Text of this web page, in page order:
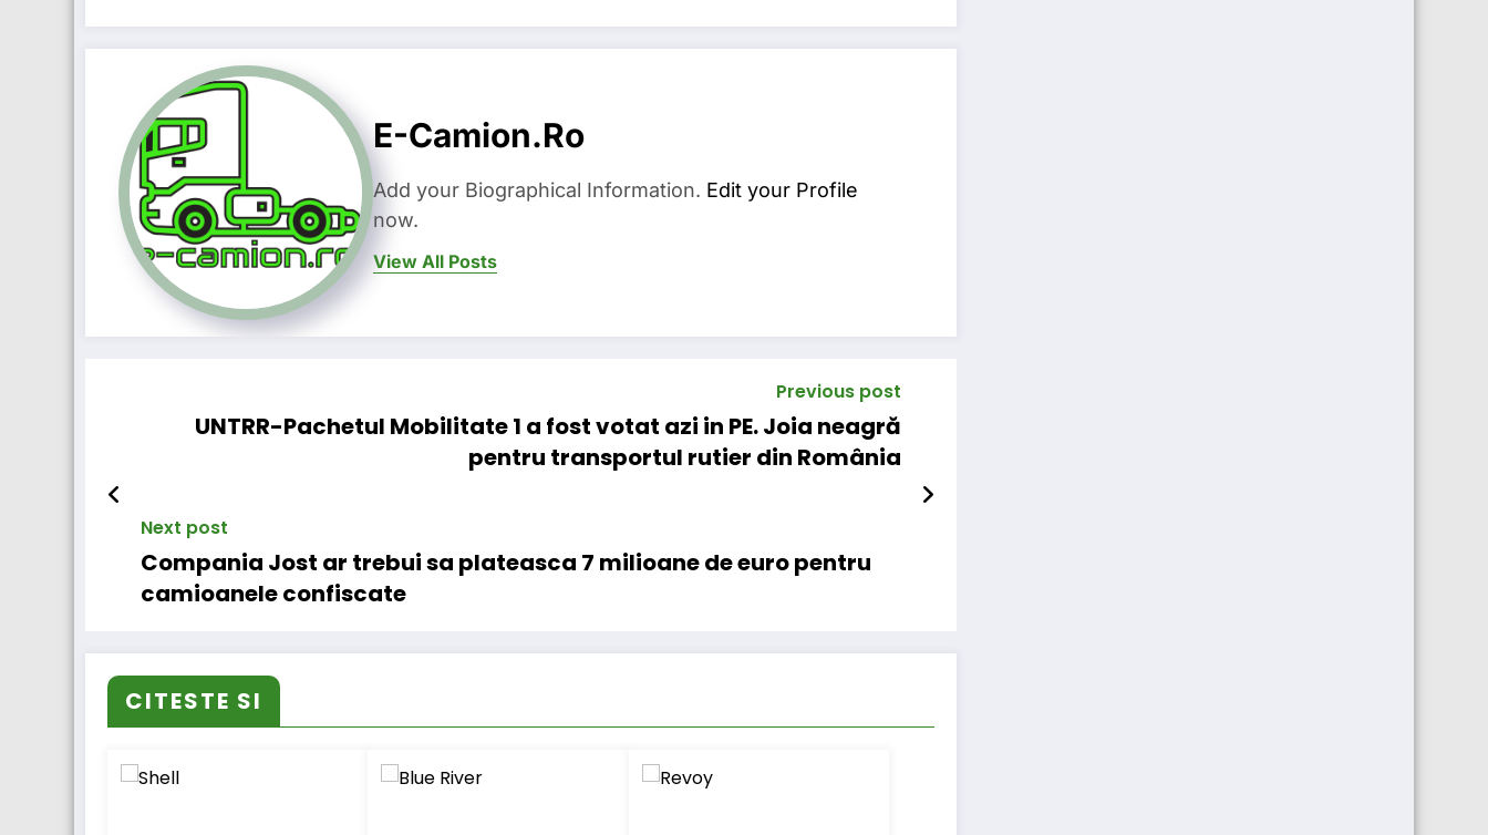
E-Camion.ro
Add your Biographical Information. Edit your Profile
now.
View All Posts
Previous post
UNTRR-Pachetul Mobilitate 1 a fost votat azi in PE. Joia neagră
pentru transportul rutier din România
Next post
Compania Jost ar trebui sa plateasca 7 milioane de euro pentru
camioanele confiscate
CITESTE SI